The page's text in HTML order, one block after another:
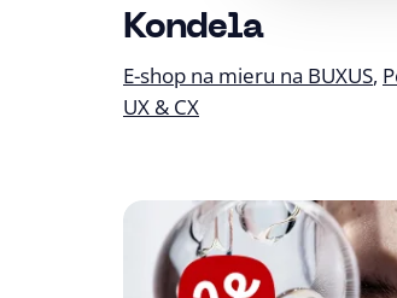
riešenie, ktoré
Kondela
E-shop na mieru na BUXUS
UX & CX